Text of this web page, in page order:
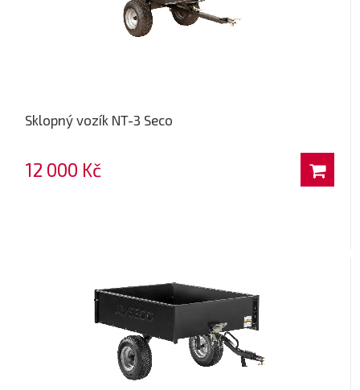
Sklopný vozík NT-3 Seco
12 000 Kč